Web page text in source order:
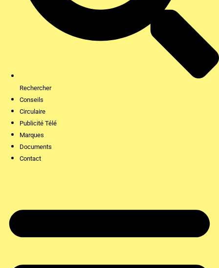
Rechercher
Conseils
Circulaire
Publicité Télé
Marques
Documents
Contact